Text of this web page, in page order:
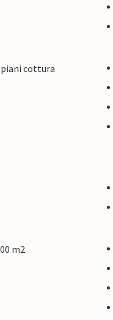
cottura
m2